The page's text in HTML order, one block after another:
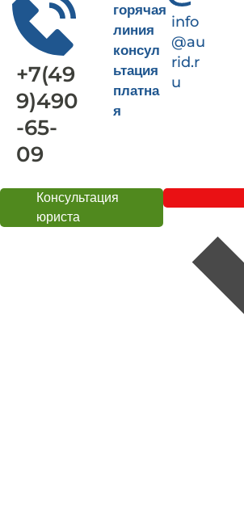
+7(49
9)490
-65-
09
горячая
линия
консул
ьтация
платна
я
info
@au
rid.r
u
Консультация
юриста